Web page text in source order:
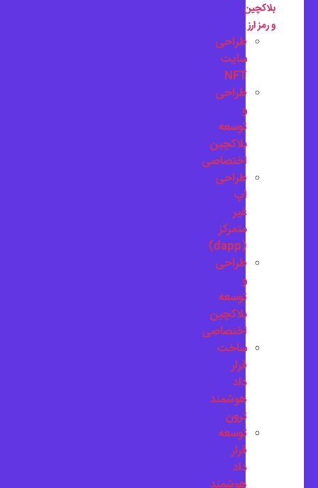
بلاکچین
و رمز ارز
طراحی
سایت
NFT
طراحی
توسعه
بلاکچین
اختصاصی
طراحی
اپ
غیر
متمرکز
طراحی
توسعه
بلاکچین
اختصاصی
ساخت
قرار
داد
هوشمند
ترون
توسعه
قرار
داد